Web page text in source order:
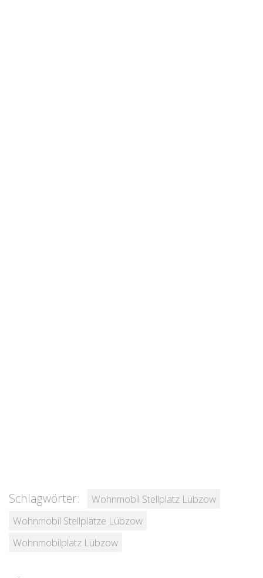
Schlagwörter:
Wohnmobil Stellplatz Lübzow
Wohnmobil Stellplätze Lübzow
Wohnmobilplatz Lübzow